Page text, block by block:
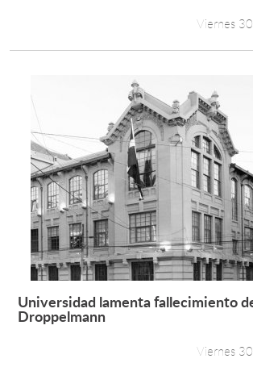
Viernes
Universidad lamenta fallecimiento
Droppelmann
Viernes